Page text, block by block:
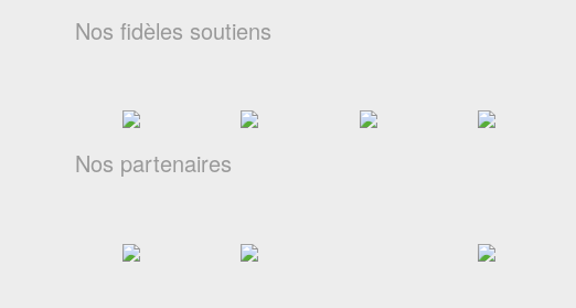
Nos fidèles soutiens
Nos partenaires